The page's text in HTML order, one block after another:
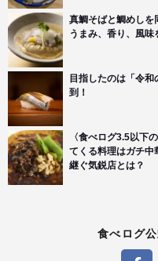
真鯛そばと鯛めしを
うまみ、香り、風
目指したのは「令
到！
〈食べログ3.5以下
てくる料理はガチ中
継ぐ気鋭店とは？
食べログ